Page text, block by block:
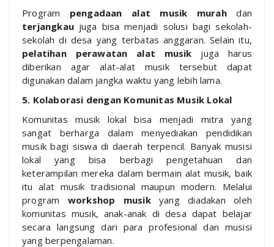
Program pengadaan alat musik murahdan
terjangkau juga bisa menjadi solusi bagi sekolah-
sekolah di desa yang terbatas anggaran. Selain itu,
pelatihan perawatan alat musik juga harus
diberikan agar alat-alat musik tersebut dapat
digunakan dalam jangka waktu yang lebih lama.
5. Kolaborasi dengan Komunitas Musik Lokal
Komunitas musik lokal bisa menjadi mitra yang
sangat berharga dalam menyediakan pendidikan
musik bagi siswa di daerah terpencil. Banyak musisi
lokal yang bisa berbagi pengetahuan dan
keterampilan mereka dalam bermain alat musik, baik
itu alat musik tradisional maupun modern. Melalui
program workshop musikyang diadakan oleh
komunitas musik, anak-anak di desa dapat belajar
secara langsung dari para profesional dan musisi
yang berpengalaman.